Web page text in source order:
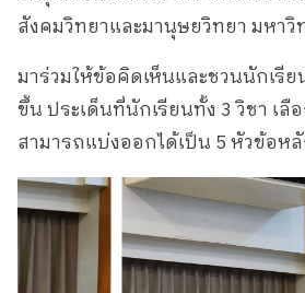
สังคมวิทยาและมานุษยวิทยา มหา
มาร่วมให้ข้อคิดเห็นและชวนนักเรีย
ขึ้น ประเด็นที่นักเรียนทั้ง 3 วิชา เลื
สามารถแบ่งออกได้เป็น 5 หัวข้อห